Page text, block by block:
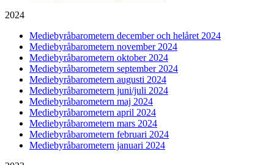
2024
Mediebyråbarometern december och helåret 2024
Mediebyråbarometern november 2024
Mediebyråbarometern oktober 2024
Mediebyråbarometern september 2024
Mediebyråbarometern augusti 2024
Mediebyråbarometern juni/juli 2024
Mediebyråbarometern maj 2024
Mediebyråbarometern april 2024
Mediebyråbarometern mars 2024
Mediebyråbarometern februari 2024
Mediebyråbarometern januari 2024